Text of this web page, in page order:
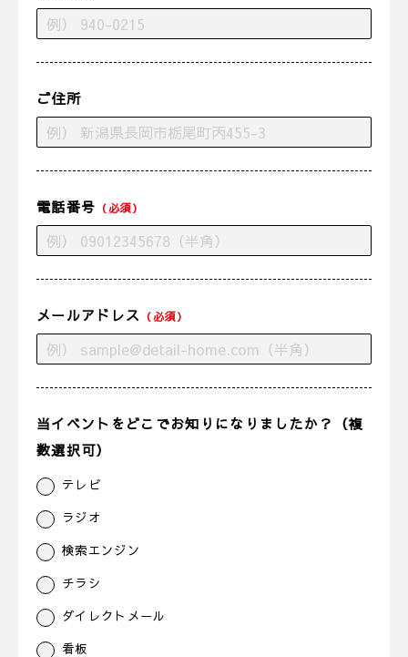
ご住所
電話番号 （必須）
メールアドレス （必須）
当イベントをどこでお知りになりましたか？（複
数選択可）
テレビ
ラジオ
検索エンジン
チラシ
ダイレクトメール
看板